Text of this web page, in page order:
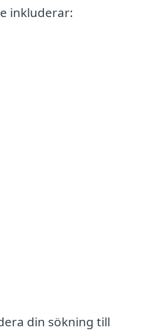
inkluderar:
din sökning till